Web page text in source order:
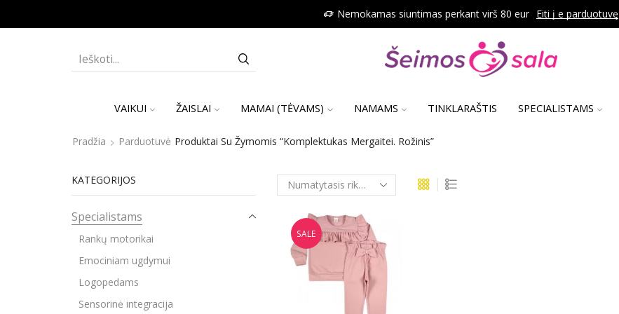
Nemokamas siuntimas perkant virš 80 eur Eiti į e parduotuvę
VAIKUI ŽAISLAI MAMAI (TĖVAMS) NAMAMS TINKLARAŠTIS SPECIALISTAMS
Pradžia Parduotuvė Produktai Su Žymomis “Komplektukas Mergaitei. Rožinis”
SALE
KATEGORIJOS
Specialistams
Rankų motorikai
Emociniam ugdymui
Logopedams
Sensorinė integracija